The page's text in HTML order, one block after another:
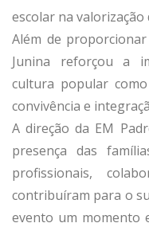
escolar na
Além de
Junina reforçou a
cultura popular
convivência e
A direção da EM
presença das
profissionais,
contribuíram para o
evento um momento